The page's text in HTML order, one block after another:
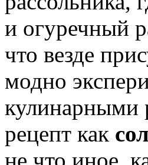
и огуречный
что везде
модно
кулинарными
рецепт как
не что иное,